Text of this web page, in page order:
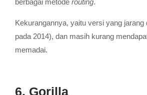
berbagai metode routing.
Kekurangannya, yaitu versi yang jarang
pada 2014), dan masih kurang
memadai.
6. Gorilla